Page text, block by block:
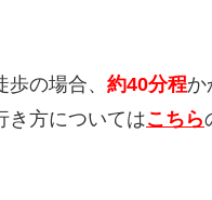
の場合、 約40分程か
き方についてはこちら